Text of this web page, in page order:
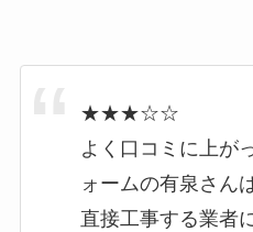
★★★☆☆
よく口コミに上が
ォームの有泉さん
直接工事する業者